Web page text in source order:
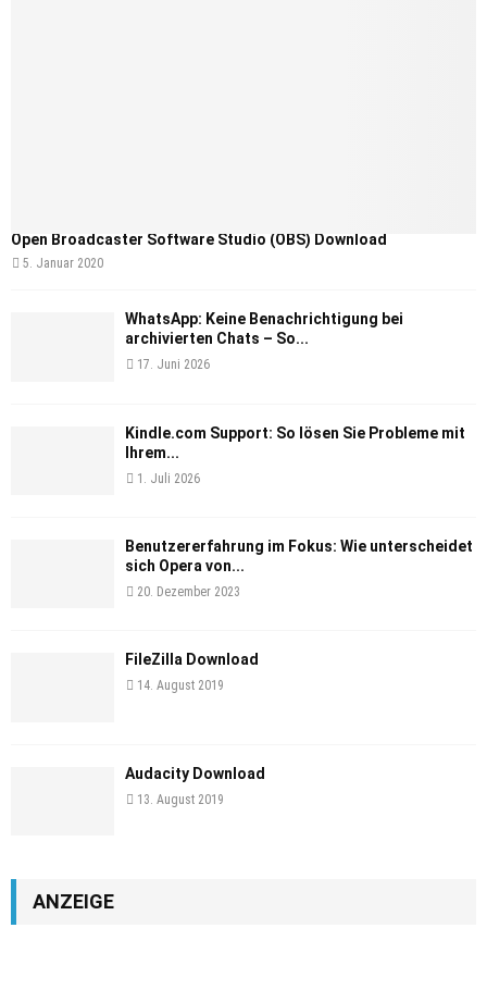
Open Broadcaster Software Studio (OBS) Download
5. Januar 2020
WhatsApp: Keine Benachrichtigung bei
archivierten Chats – So...
17. Juni 2026
Kindle.com Support: So lösen Sie Probleme mit
Ihrem...
1. Juli 2026
Benutzererfahrung im Fokus: Wie unterscheidet
sich Opera von...
20. Dezember 2023
FileZilla Download
14. August 2019
Audacity Download
13. August 2019
ANZEIGE